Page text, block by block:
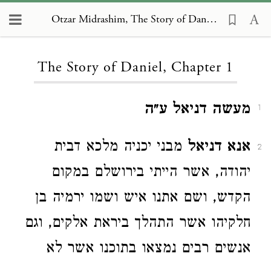
Otzar Midrashim, The Story of Daniel 1
The Story of Daniel, Chapter 1
1 מעשה דניאל ע״ה
2 אנא דניאל מבני יכניה מלכא דבית
יהודה, אשר הייתי בירושלם במקום
הקדש, ושם אתנו איש ושמו ירמיה בן
חלקיהו אשר התהלך ביראת אלקים, וגם
אנשים רבים נמצאו בתוכנו אשר לא